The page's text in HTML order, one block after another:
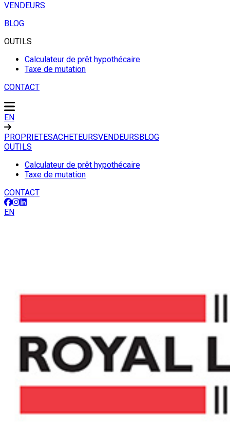
VENDEURS
BLOG
OUTILS
Calculateur de prêt hypothécaire
Taxe de mutation
CONTACT
EN
PROPRIETESACHETEURSVENDEURSBLOG
OUTILS
Calculateur de prêt hypothécaire
Taxe de mutation
CONTACT
EN